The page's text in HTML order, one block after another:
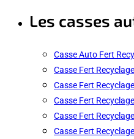
Les casses
Casse Auto Fert
Casse Fert
Casse Fert
Casse Fert
Casse Fert
Casse Fert